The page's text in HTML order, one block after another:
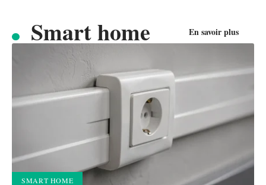
Smart home En savoir plus
SMART HOME